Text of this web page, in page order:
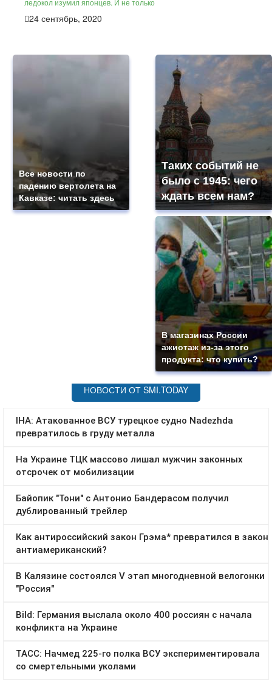
ледокол изумил японцев. И не только
24 сентябрь, 2020
Все новости по
падению вертолета на
Кавказе: читать здесь
Таких событий не
было с 1945: чего
ждать всем нам?
В магазинах России
ажиотаж из-за этого
продукта: что купить?